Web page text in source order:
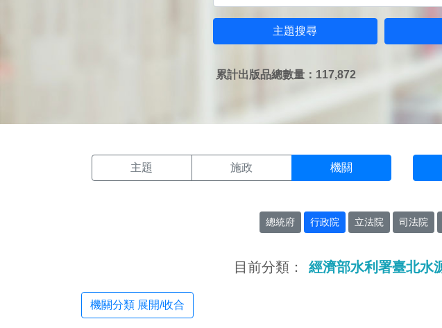
主題搜尋
累計出版品總數量：117,872
主題 施政 機關
總統府 行政院 立法院 司法院
目前分類： 經濟部水利署臺北水
機關分類 展開/收合